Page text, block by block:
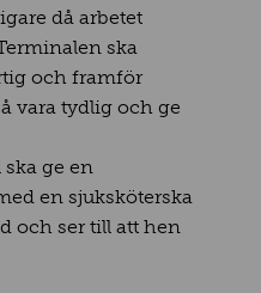
då arbetet
ska
och framför
vara tydlig och ge
ge en
en sjuksköterska
och ser till att hen